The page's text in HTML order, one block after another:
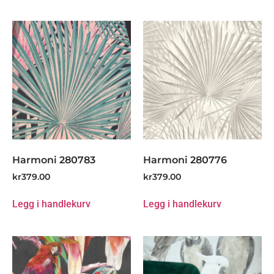
Harmoni 280783
kr379.00
Legg i handlekurv
Harmoni 280776
kr379.00
Legg i handlekurv